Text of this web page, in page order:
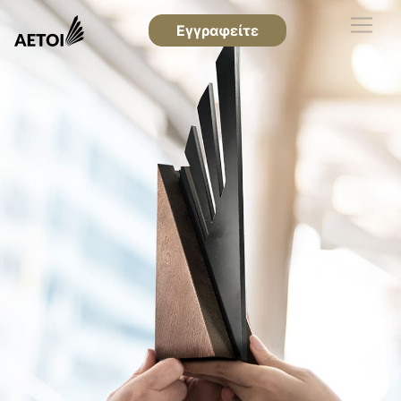
Εγγραφείτε